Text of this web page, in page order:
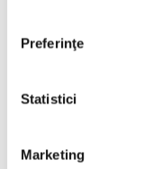
Preferinţe
Statistici
Marketing